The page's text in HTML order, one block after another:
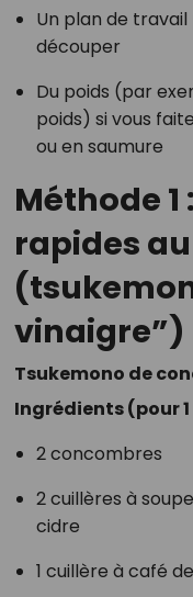
Un plan de
découper
Du poids (par
poids) si vous
ou en saumure
Méthode
rapides
vinaigre”)
Tsukemono de
Ingrédients (pour
2 concombres
2 cuillères à
cidre
1 cuillère à café